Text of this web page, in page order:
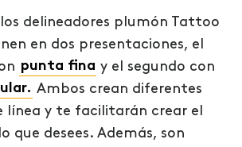
delineadores plumón Tattoo
en dos presentaciones, el
punta fina y el segundo con
Ambos crean diferentes
línea y te facilitarán crear el
que desees. Además, son